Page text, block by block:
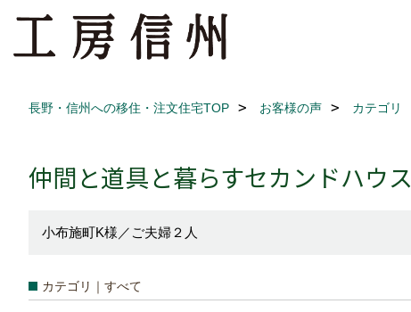
長野・信州への移住・注文住宅TOP お客様の声 カテゴリ
仲間と道具と暮らすセカンドハウス
小布施町K様／ご夫婦２人
カテゴリ｜すべて